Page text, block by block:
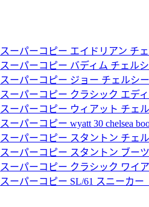
ーパーコピー エイドリアン チ
ーパーコピー バディム チェル
ーパーコピー ジョー チェルシ
ーパーコピー クラシック エデ
ーパーコピー ウィアット チェ
ーパーコピー wyatt 30 chelsea
ーパーコピー スタントン チェ
ーパーコピー スタントン ブー
ーパーコピー クラシック ワイ
ーパーコピー SL/61 スニーカー